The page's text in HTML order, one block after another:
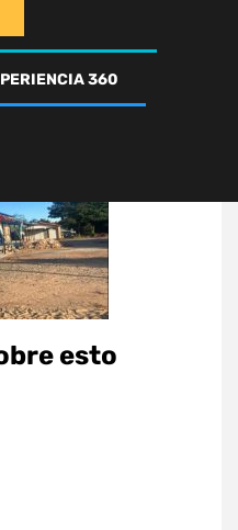
360
esto